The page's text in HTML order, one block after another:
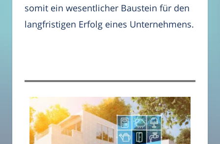
somit ein wesentlicher Baustein für den
langfristigen Erfolg eines Unternehmens.